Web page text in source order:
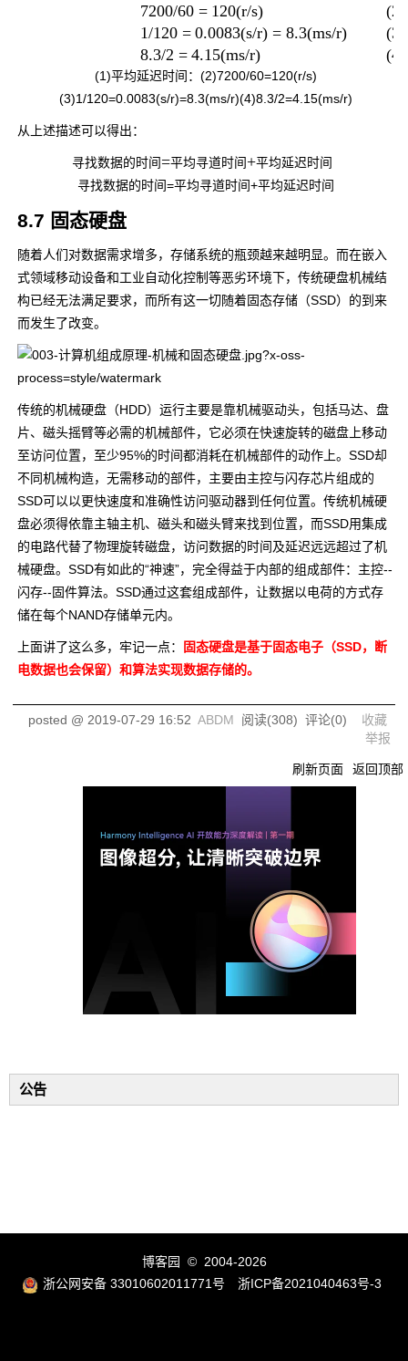
7200/60 = 120(r/s)
1/120 = 0.0083(s/r) = 8.3(ms/r)
8.3/2 = 4.15(ms/r)
(2)
(3)
(4)
(1)平均延迟时间： (2)7200/60=120(r/s)
(3)1/120=0.0083(s/r)=8.3(ms/r)(4)8.3/2=4.15(ms/r)
从上述描述可以得出：
寻找数据的 时间=平均寻道时间+平均延迟 时间
寻找数据的时间=平均寻道时间+平均延迟时间
8.7 固态硬盘
随着人们对数据需求增多，存储系统的瓶颈越来越明显。而在嵌入
式领域移动设备和工业自动化控制等恶劣环境下，传统硬盘机械结
构已经无法满足要求，而所有这一切随着固态存储（SSD）的到来
而发生了改变。
传统的机械硬盘（HDD）运行主要是靠机械驱动头，包括马达、盘
片、磁头摇臂等必需的机械部件，它必须在快速旋转的磁盘上移动
至访问位置，至少95%的时间都消耗在机械部件的动作上。SSD却
不同机械构造，无需移动的部件，主要由主控与闪存芯片组成的
SSD可以以更快速度和准确性访问驱动器到任何位置。传统机械硬
盘必须得依靠主轴主机、磁头和磁头臂来找到位置，而SSD用集成
的电路代替了物理旋转磁盘，访问数据的时间及延迟远远超过了机
械硬盘。SSD有如此的“神速”，完全得益于内部的组成部件：主控--
闪存--固件算法。SSD通过这套组成部件，让数据以电荷的方式存
储在每个NAND存储单元内。
上面讲了这么多，牢记一点：
固态硬盘是基于固态电子（SSD，断
电数据也会保留）和算法实现数据存储的。
posted @ 2019-07-29 16:52 ABDM 阅读(308) 评论(0) 收藏
举报
刷新页面 返回顶部
公告
博客园
© 2004-2026
浙公网安备 33010602011771号
浙ICP备2021040463号-3